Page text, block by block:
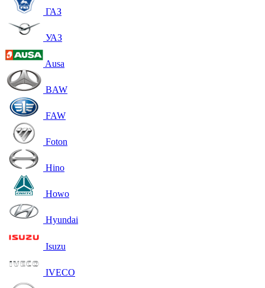
ГАЗ
УАЗ
Ausa
BAW
FAW
Foton
Hino
Howo
Hyundai
Isuzu
IVECO